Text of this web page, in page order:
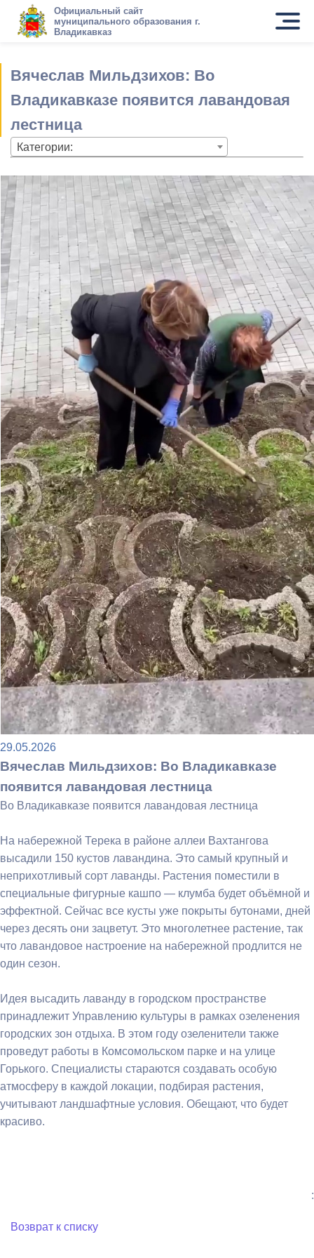
Официальный сайт
муниципального образования г.
Владикавказ
Вячеслав Мильдзихов: Во
Владикавказе появится лавандовая
лестница
Категории:
29.05.2026
Вячеслав Мильдзихов: Во Владикавказе
появится лавандовая лестница
Во Владикавказе появится лавандовая лестница
На набережной Терека в районе аллеи Вахтангова
высадили 150 кустов лавандина. Это самый крупный и
неприхотливый сорт лаванды. Растения поместили в
специальные фигурные кашпо — клумба будет объёмной и
эффектной. Сейчас все кусты уже покрыты бутонами, дней
через десять они зацветут. Это многолетнее растение, так
что лавандовое настроение на набережной продлится не
один сезон.
Идея высадить лаванду в городском пространстве
принадлежит Управлению культуры в рамках озеленения
городских зон отдыха. В этом году озеленители также
проведут работы в Комсомольском парке и на улице
Горького. Специалисты стараются создавать особую
атмосферу в каждой локации, подбирая растения,
учитывают ландшафтные условия. Обещают, что будет
красиво.
:
Возврат к списку